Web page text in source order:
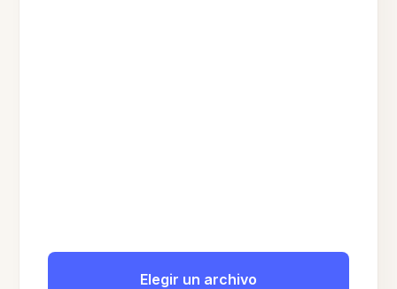
Elegir un archivo